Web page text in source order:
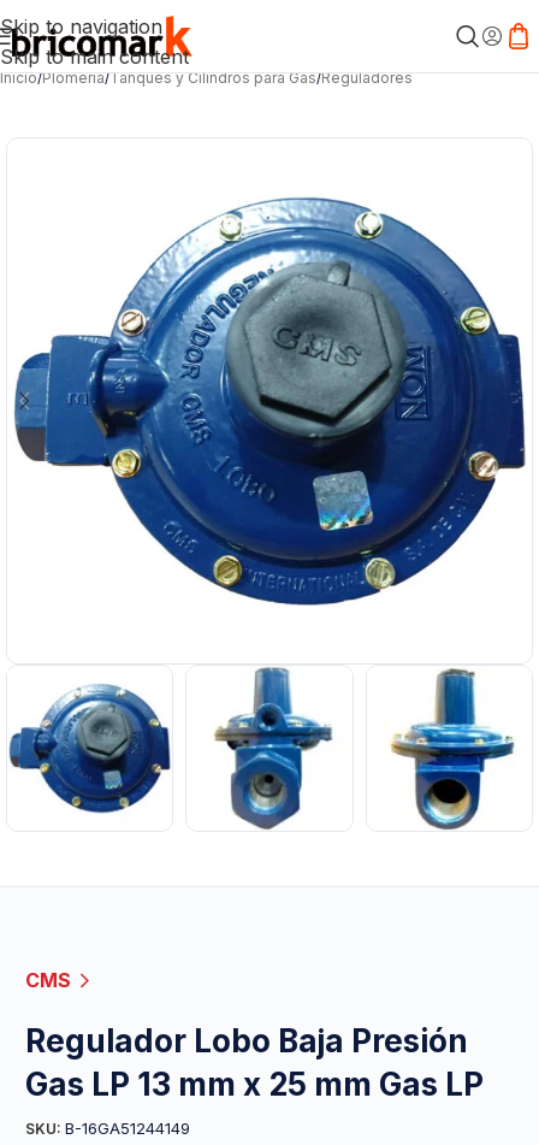
Skip to navigation
Skip to main content
Inicio/Plomería/Tanques y Cilindros para Gas/Reguladores
CMS
Regulador Lobo Baja Presión
Gas LP 13 mm x 25 mm Gas LP
SKU: B-16GA51244149